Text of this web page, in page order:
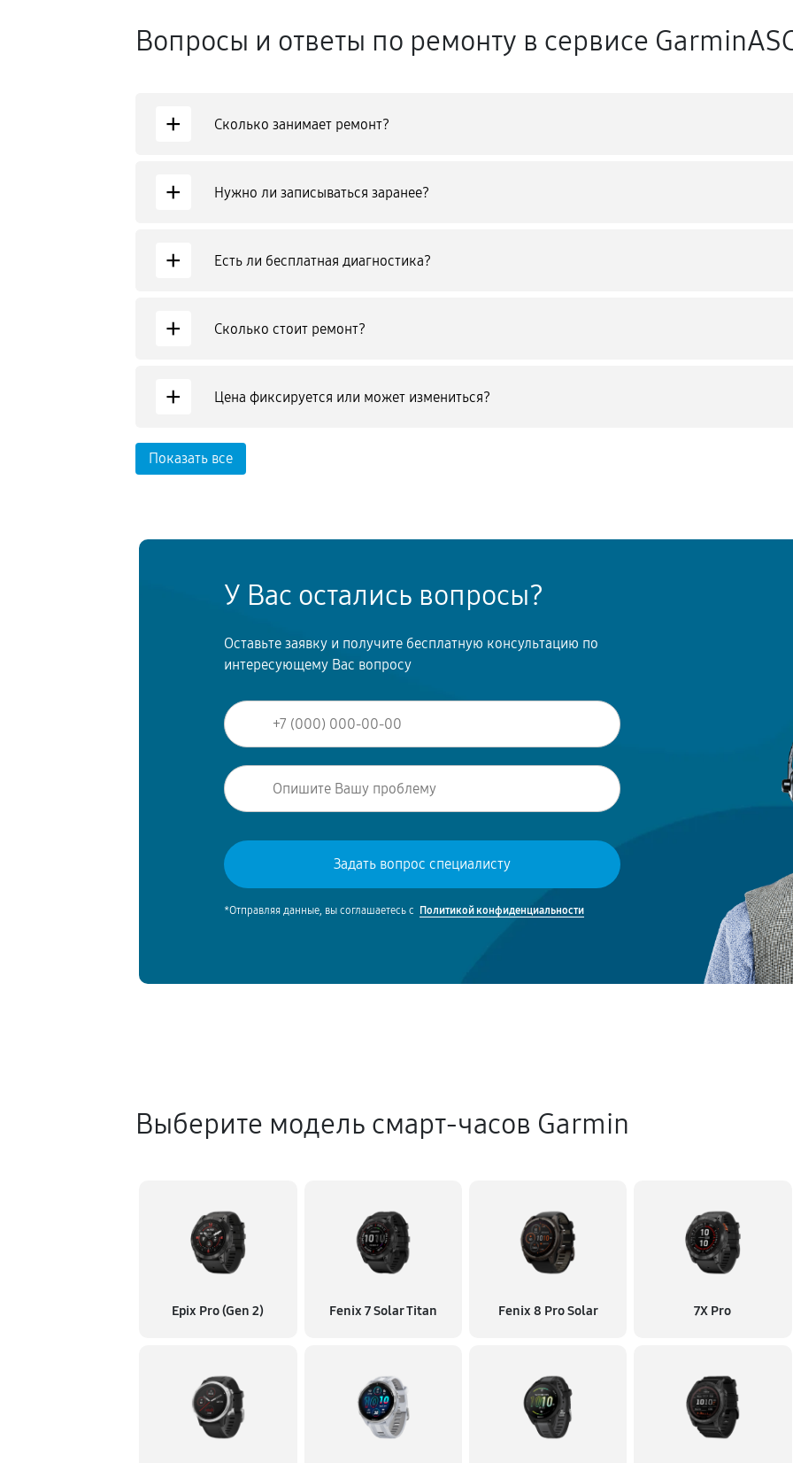
Вопросы и ответы по ремонту в сервисе
+ Сколько занимает ремонт?
+ Нужно ли записываться заранее?
+ Есть ли бесплатная диагностика?
+ Сколько стоит ремонт?
+ Цена фиксируется или может измениться?
Показать все
У Вас остались вопросы?
Оставьте заявку и получите бесплатную консультацию по
интересующему Вас вопросу
*Отправляя данные, вы соглашаетесь с Политикой конфиденциальности
Выберите модель смарт-часов Garmin
Epix Pro (Gen 2) Fenix 7 Solar Titan Fenix 8 Pro Solar 7X Pro